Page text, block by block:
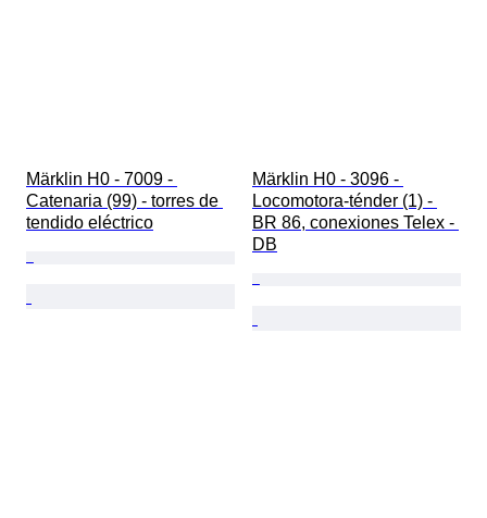
Märklin H0 - 7009 -
Catenaria (99) - torres de
tendido eléctrico
Märklin H0 - 3096 -
Locomotora-ténder (1) -
BR 86, conexiones Telex -
DB